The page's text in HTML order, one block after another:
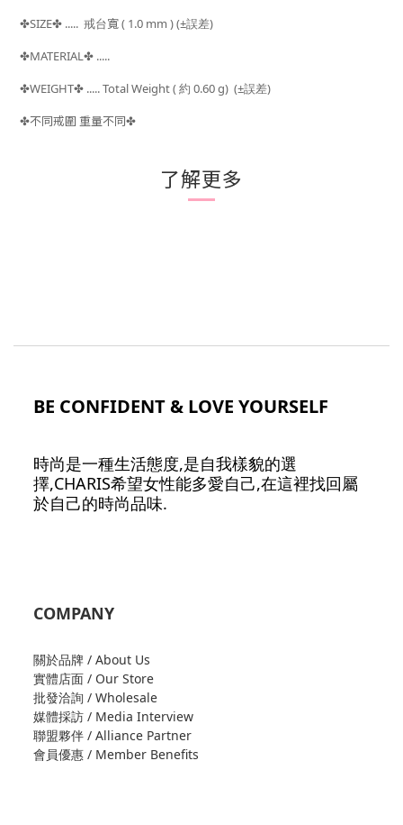
✤SIZE✤ ..... 戒台寬 ( 1.0 mm )(±誤差)
✤MATERIAL✤ .....
✤WEIGHT✤ ..... Total Weight (約 0.60 g) (±誤差)
✤不同戒圍 重量不同✤
了解更多
BE CONFIDENT & LOVE YOURSELF
時尚是一種生活態度,是自我樣貌的選
擇,CHARIS希望女性能多愛自己,在這裡找回屬
於自己的時尚品味.
COMPANY
關於品牌 / About Us
實體店面 / Our Store
批發洽詢 / Wholesale
媒體採訪 / Media Interview
聯盟夥伴 / Alliance Partner
會員優惠 / Member Benefits